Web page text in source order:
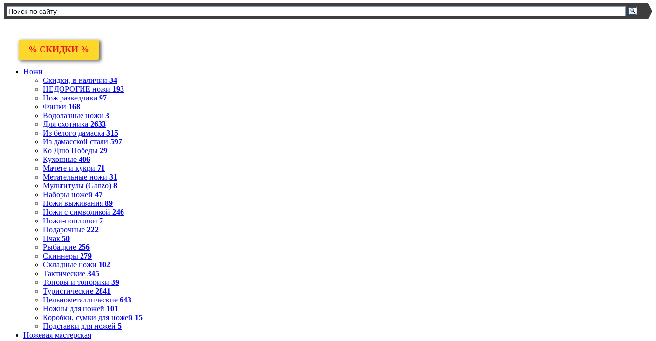
% СКИДКИ %
Ножи
Скидки, в наличии 34
НЕДОРОГИЕ ножи 193
Нож разведчика 97
Финки 168
Водолазные ножи 3
Для охотника 2633
Из белого дамаска 315
Из дамасской стали 597
Ко Дню Победы 29
Кухонные 406
Мачете и кукри 71
Метательные ножи 31
Мультитулы (Ganzo) 8
Наборы ножей 47
Ножи выживания 89
Ножи с символикой 246
Ножи-поплавки 7
Подарочные 222
Пчак 50
Рыбацкие 256
Скиннеры 279
Складные ножи 102
Тактические 345
Топоры и топорики 39
Туристические 2841
Цельнометаллические 643
Ножны для ножей 101
Коробки, сумки для ножей 15
Подставки для ножей 5
Ножевая мастерская